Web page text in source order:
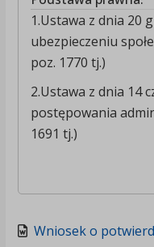
1.Ustawa z dnia 20
ubezpieczeniu
poz. 1770 tj.)
2.Ustawa z dnia 14
postępowania
1691 tj.)
Wniosek o